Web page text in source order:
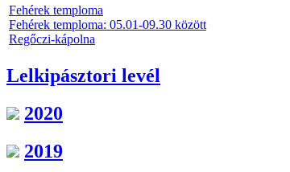
Fehérek temploma
Fehérek temploma: 05.01-09.30 között
Regőczi-kápolna
Lelkipásztori levél
2020
2019